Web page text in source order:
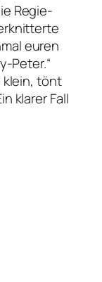
Regie-
euren
Peter.“
klein, tönt
klarer Fall